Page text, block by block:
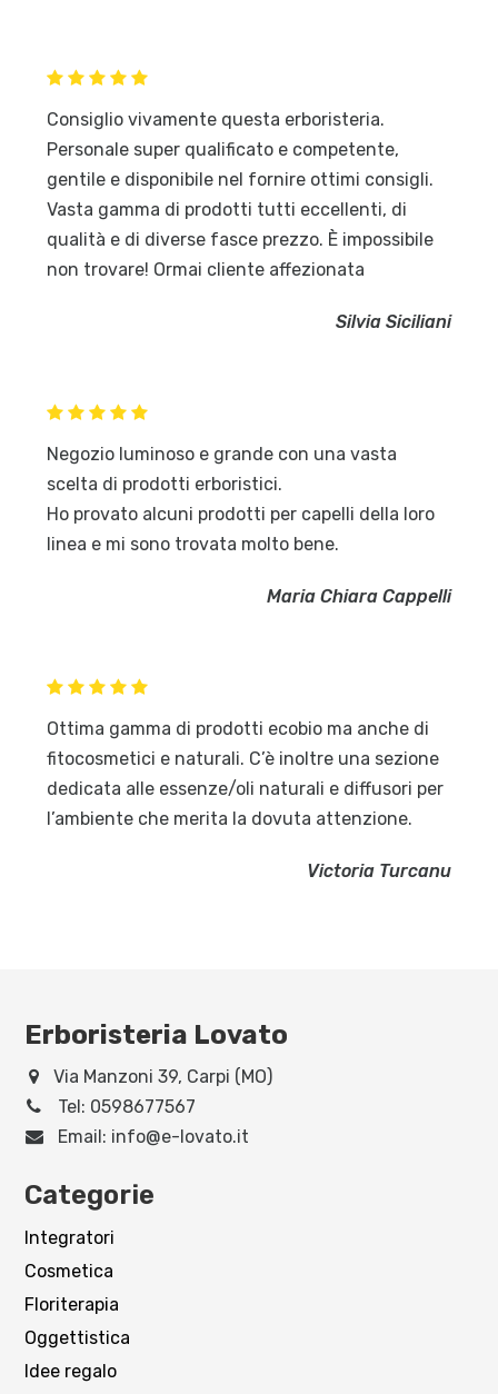
Consiglio vivamente questa erboristeria.
Personale super qualificato e competente,
gentile e disponibile nel fornire ottimi consigli.
Vasta gamma di prodotti tutti eccellenti, di
qualità e di diverse fasce prezzo. È impossibile
non trovare! Ormai cliente affezionata
Silvia Siciliani
Negozio luminoso e grande con una vasta
scelta di prodotti erboristici.
Ho provato alcuni prodotti per capelli della loro
linea e mi sono trovata molto bene.
Maria Chiara Cappelli
Ottima gamma di prodotti ecobio ma anche di
fitocosmetici e naturali. C’è inoltre una sezione
dedicata alle essenze/oli naturali e diffusori per
l’ambiente che merita la dovuta attenzione.
Victoria Turcanu
Erboristeria Lovato
Via Manzoni 39, Carpi (MO)
Tel: 0598677567
Email: info@e-lovato.it
Categorie
Integratori
Cosmetica
Floriterapia
Oggettistica
Idee regalo